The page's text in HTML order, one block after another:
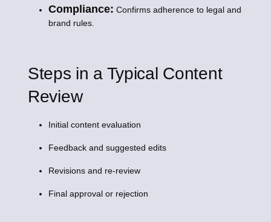
Compliance: Confirms adherence to legal and
brand rules.
Steps in a Typical Content
Review
Initial content evaluation
Feedback and suggested edits
Revisions and re-review
Final approval or rejection